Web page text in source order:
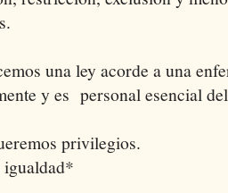
una ley acorde a una
y es personal esencial
privilegios.
igualdad*